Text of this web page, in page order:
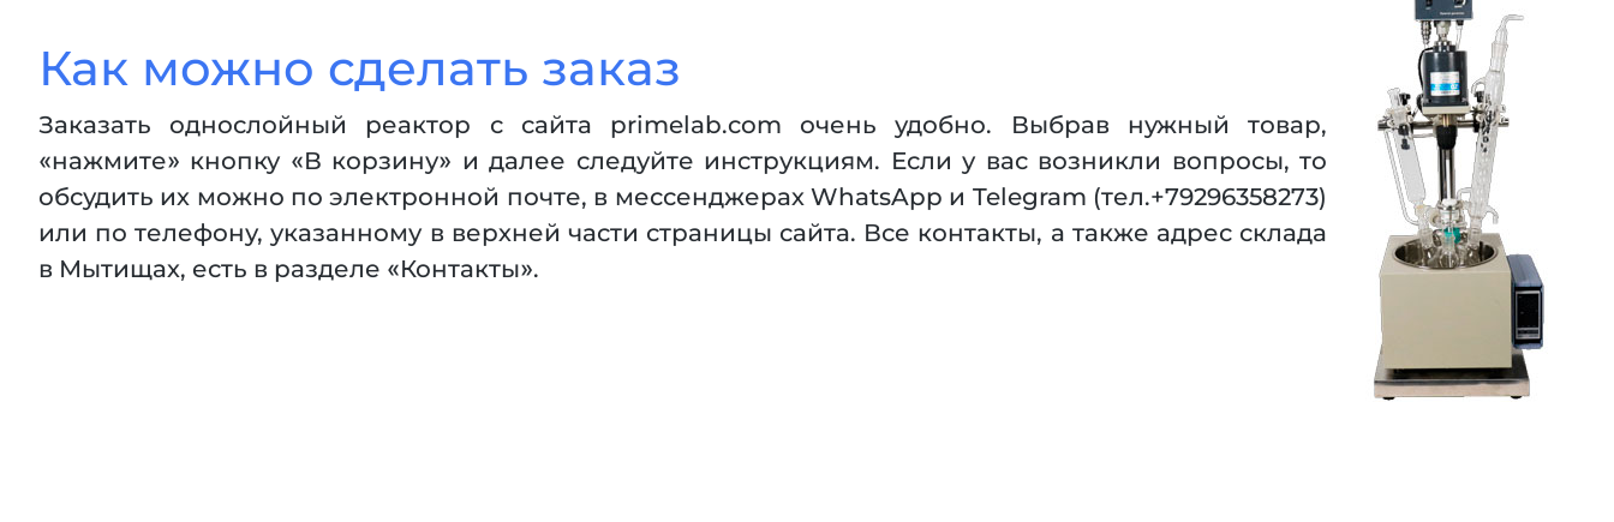
Как можно сделать заказ
Заказать однослойный реактор с сайта primelab.com очень удобно. Выбрав нужный товар,
«нажмите» кнопку «В корзину» и далее следуйте инструкциям. Если у вас возникли вопросы, то
обсудить их можно по электронной почте, в мессенджерах WhatsApp и Telegram (тел.+79296358273)
или по телефону, указанному в верхней части страницы сайта. Все контакты, а также адрес склада
в Мытищах, есть в разделе «Контакты».